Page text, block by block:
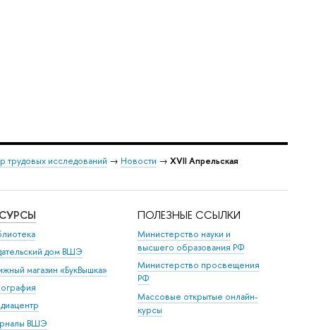
трудовых исследований → Новости → XVII Апрельская
дом ВШЭ
магазин «БукВышка»
ВШЭ
ПОЛЕЗНЫЕ ССЫЛКИ
Министерство науки и
высшего образования РФ
Министерство просвещения
РФ
Массовые открытые онлайн-
курсы